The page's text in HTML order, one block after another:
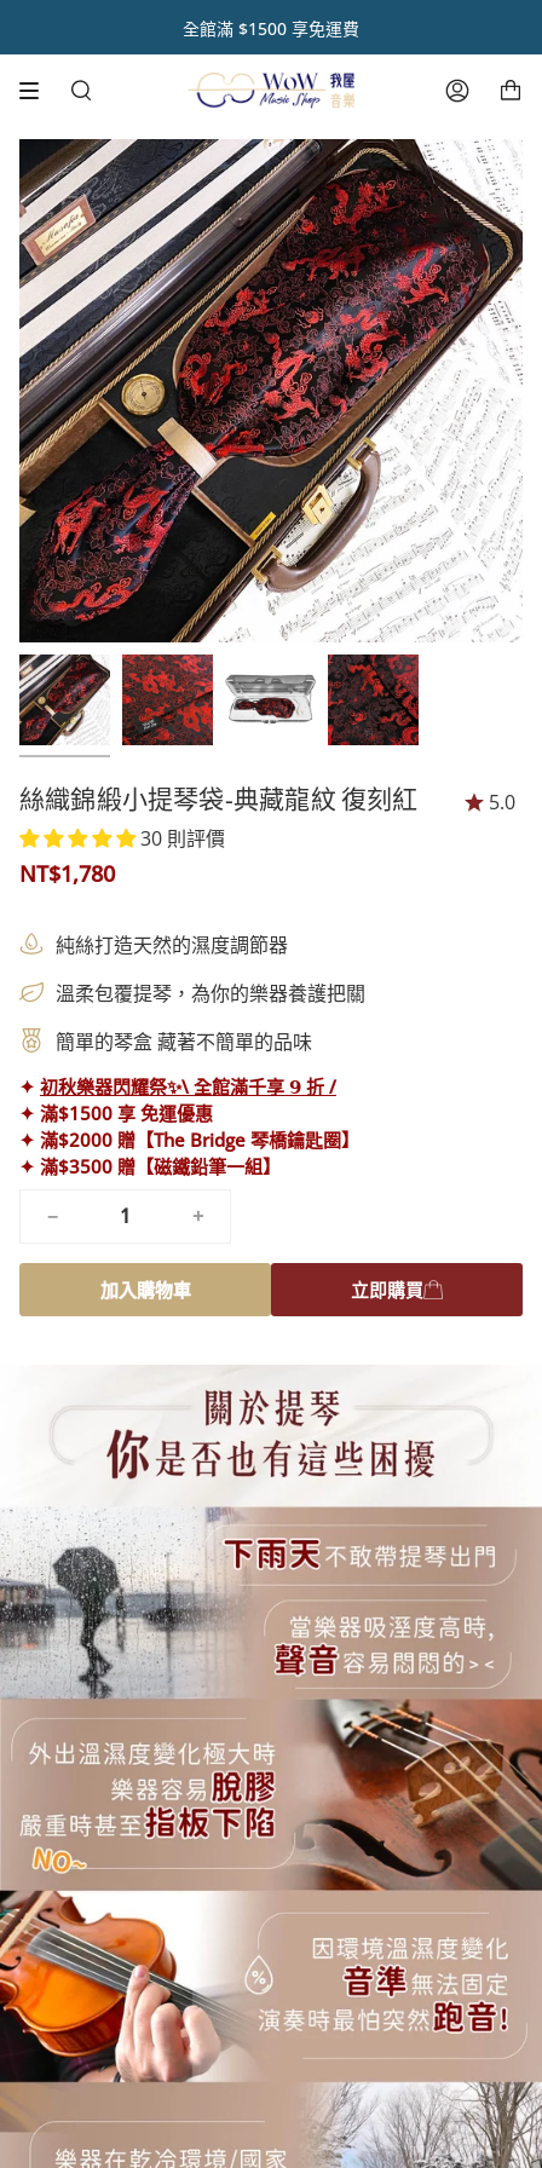
初 秋 樂 器 閃 耀 祭 🌿【 全 館 滿 千 享 𝟵 折 】
全館滿 $1500 享免運費
熱銷商品✨ 魔鏡樂器拋光膏🪞
音樂人送禮首選【禮盒優惠套組 🎁】
註冊官網會員 【領取點數1000點】🌟
搜
帳
絲織錦緞小提琴袋-典藏龍紋 復刻紅
30 則評價
5.0
NT$1,780
純絲打造天然的濕度調節器
溫柔包覆提琴，為你的樂器養護把關
簡單的琴盒 藏著不簡單的品味
✦ 初秋樂器閃耀祭✨\ 全館滿千享 𝟵 折 /
✦ 滿$1500 享 免運優惠
✦ 滿$2000 贈【The Bridge 琴橋鑰匙圈】
✦ 滿$3500 贈【磁鐵鉛筆一組】
− +
加入購物車 立即購買